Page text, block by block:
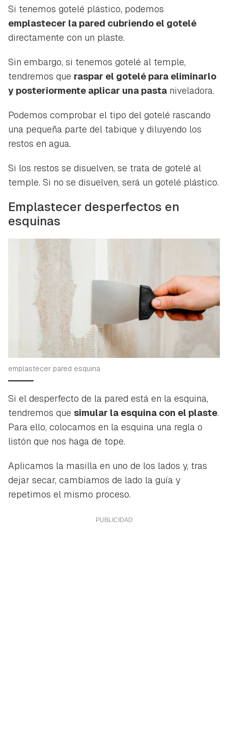
Si tenemos gotelé plástico, podemos
emplastecer la pared cubriendo el gotelé
directamente con un plaste.
Sin embargo, si tenemos gotelé al temple,
tendremos que raspar el gotelé para eliminarlo
y posteriormente aplicar una pasta niveladora.
Podemos comprobar el tipo del gotelé rascando
una pequeña parte del tabique y diluyendo los
restos en agua.
Si los restos se disuelven, se trata de gotelé al
temple. Si no se disuelven, será un gotelé plástico.
Emplastecer desperfectos en
esquinas
emplastecer pared esquina
Si el desperfecto de la pared está en la esquina,
tendremos que simular la esquina con el plaste.
Para ello, colocamos en la esquina una regla o
listón que nos haga de tope.
Aplicamos la masilla en uno de los lados y, tras
dejar secar, cambiamos de lado la guía y
repetimos el mismo proceso.